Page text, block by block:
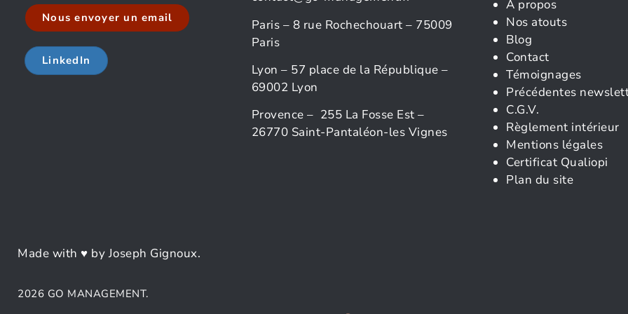
Nous envoyer un email
LinkedIn
Paris – 8 rue Rochechouart – 75009
Paris
Lyon – 57 place de la République –
69002 Lyon
Provence – 255 La Fosse Est –
26770 Saint-Pantaléon-les Vignes
À propos
Nos atouts
Blog
Contact
Témoignages
Précédentes
C.G.V.
Règlement intérieur
Mentions légales
Certificat Qualiopi
Plan du site
Made with ♥ by Joseph Gignoux.
2026 GO MANAGEMENT.